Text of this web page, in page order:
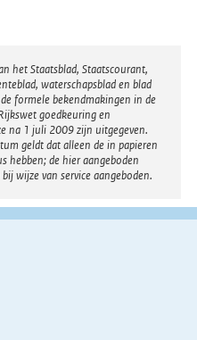
het Staatsblad, Staatscourant,
waterschapsblad en blad
formele bekendmakingen in de
goedkeuring en
na 1 juli 2009 zijn uitgegeven.
geldt dat alleen de in papieren
hebben; de hier aangeboden
wijze van service aangeboden.